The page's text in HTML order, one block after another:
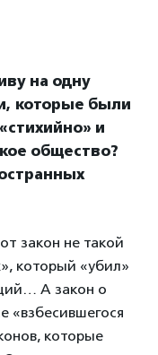
на одну
которые были
и
общество?
закон не такой
который «убил»
А закон о
«взбесившегося
которые